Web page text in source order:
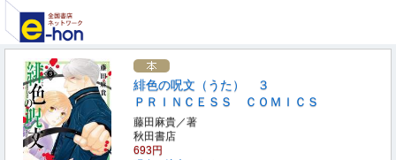
緋色の呪文（うた） ３
ＰＲＩＮＣＥＳＳ ＣＯＭＩＣＳ
藤田麻貴／著
秋田書店
693円